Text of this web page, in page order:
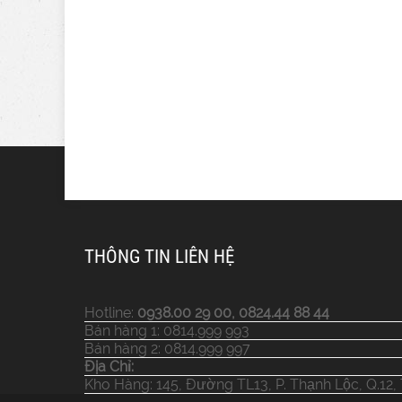
THÔNG TIN LIÊN HỆ
Hotline: 0938.00 29 00, 0824.44 88 44
Bán hàng 1: 0814.999 993
Bán hàng 2: 0814.999 997
Địa Chỉ:
Kho Hàng: 145, Đường TL13, P. Thạnh Lộc,